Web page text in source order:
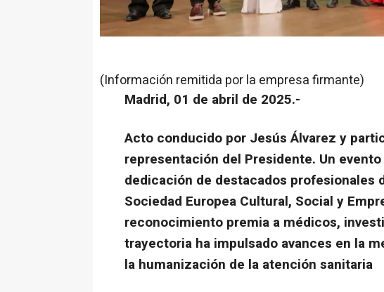
(Información remitida por la empresa firmante)
Madrid, 01 de abril de 2025.-
Acto conducido por Jesús Álvarez y
representación del Presidente. Un
dedicación de destacados profesionales
Sociedad Europea Cultural, Social y
reconocimiento premia a médicos,
trayectoria ha impulsado avances en la
la humanización de la atención sanitaria